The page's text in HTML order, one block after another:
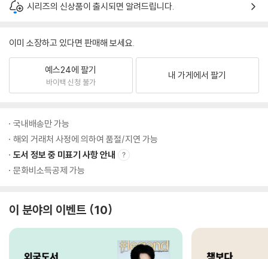
시리즈의 신상품이 출시되면 알려드립니다.
이미 소장하고 있다면 판매해 보세요.
예스24에 팔기
바이백 신청 불가
내 가게에서 팔기
국내배송만 가능
해외 거래처 사정에 의하여 품절/지연 가능
도서 정보 중 미표기 사항 안내
문화비소득공제 가능
이 분야의 이벤트 10